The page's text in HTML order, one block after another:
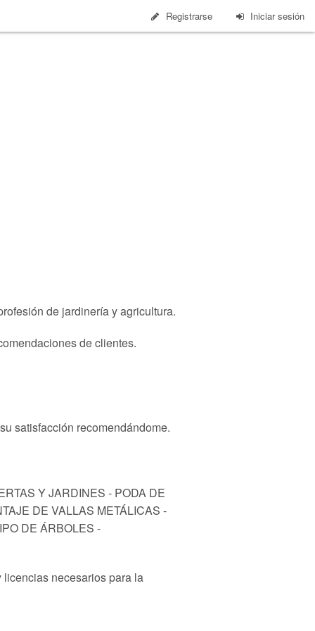
Registrarse Iniciar sesión
de jardinería y agricultura.
de clientes.
satisfacción recomendándome.
Y JARDINES - PODA DE
DE VALLAS METÁLICAS -
DE ÁRBOLES -
necesarios para la